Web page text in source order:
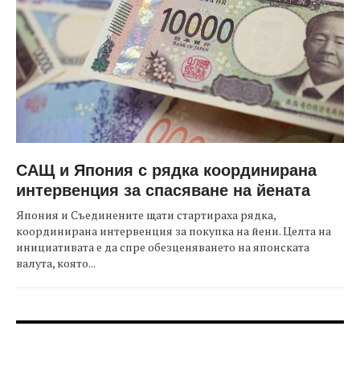
САЩ и Япония с рядка координирана
интервенция за спасяване на йената
Япония и Съединените щати стартираха рядка,
координирана интервенция за покупка на йени. Целта на
инициативата е да спре обезценяването на японската
валута, която...